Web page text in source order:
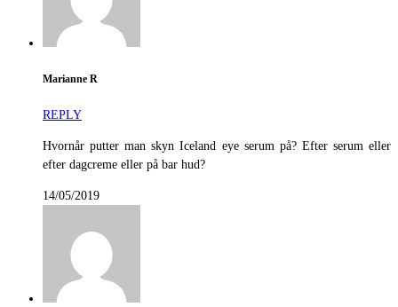
Marianne R
REPLY
Hvornår putter man skyn Iceland eye serum på? Efter serum eller
efter dagcreme eller på bar hud?
14/05/2019